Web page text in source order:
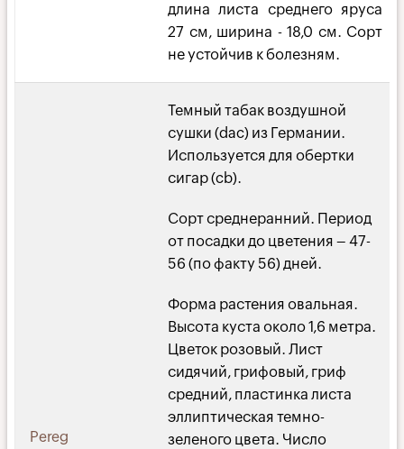
длина листа среднего яруса
27 см, ширина - 18,0 см. Сорт
не устойчив к болезням.
Pereg
Темный табак воздушной
сушки (dac) из Германии.
Используется для обертки
сигар (cb).
Сорт среднеранний. Период
от посадки до цветения – 47-
56 (по факту 56) дней.
Форма растения овальная.
Высота куста около 1,6 метра.
Цветок розовый. Лист
сидячий, грифовый, гриф
средний, пластинка листа
эллиптическая темно-
зеленого цвета. Число